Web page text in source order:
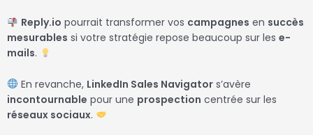
Reply.io pourrait transformer vos campagnes en succès
mesurables si votre stratégie repose beaucoup sur les e-
mails.
En revanche, LinkedIn Sales Navigators’avère
incontournable pour une prospection centrée sur les
réseaux sociaux.